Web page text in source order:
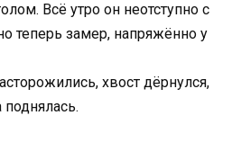
Всё утро он неотступно с
теперь замер, напряжённо у
хвост дёрнулся,
поднялась.